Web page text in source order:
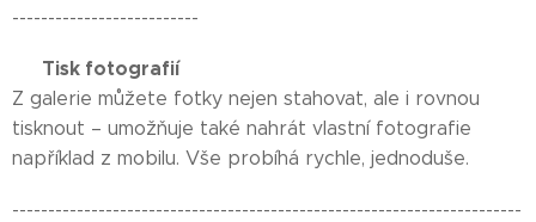
--------------------------
Tisk fotografií
Z galerie můžete fotky nejen stahovat, ale i rovnou
tisknout – umožňuje také nahrát vlastní fotografie
například z mobilu. Vše probíhá rychle, jednoduše.
-----------------------------------------------------------------------